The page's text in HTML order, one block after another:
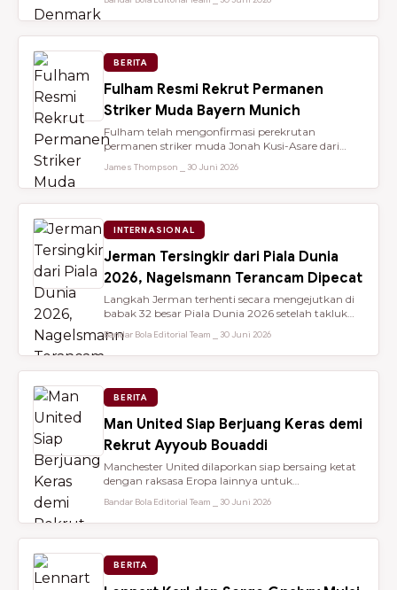
BERITA
Fulham Resmi Rekrut Permanen
Striker Muda Bayern Munich
Fulham telah mengonfirmasi perekrutan
permanen striker muda Jonah Kusi-Asare dari
James Thompson ⎯ 30 Juni 2026
INTERNASIONAL
Jerman Tersingkir dari Piala Dunia
2026, Nagelsmann Terancam Dipecat
Langkah Jerman terhenti secara mengejutkan di
babak 32 besar Piala Dunia 2026 setelah takluk
Bandar Bola Editorial Team ⎯ 30 Juni 2026
BERITA
Man United Siap Berjuang Keras demi
Rekrut Ayyoub Bouaddi
Manchester United dilaporkan siap bersaing ketat
dengan raksasa Eropa lainnya untuk
Bandar Bola Editorial Team ⎯ 30 Juni 2026
BERITA